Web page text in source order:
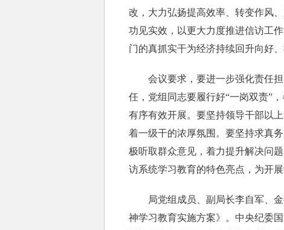
改，大力弘扬提高效率、转变作风
功见实效，以更大力度推进信访工
门的真抓实干为经济持续回升向好
会议要求，要进一步强化责任担
任，党组同志要履行好“一岗双责”
有序有效开展。要坚持领导干部以
着一级干的浓厚氛围。要坚持求真
极听取群众意见，着力提升解决问
访系统学习教育的特色亮点，为开
局党组成员、副局长李自军、金
神学习教育实施方案》。中央纪委